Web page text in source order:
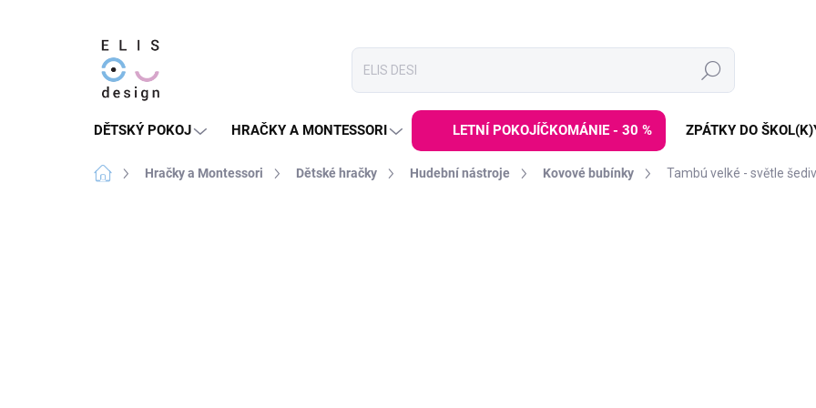
Hledat
DĚTSKÝ POKOJ HRAČKY A MONTESSORI LETNÍ POKOJÍČKOMÁNIE - 30 % ZPÁTKY DO
Domů Hračky a Montessori Dětské hračky Hudební nástroje Kovové bubínky Tambú velké - světle